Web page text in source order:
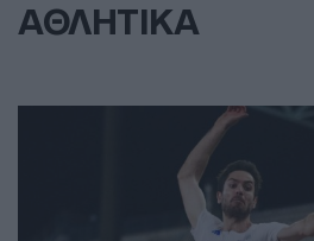
ΑΘΛΗΤΙΚΑ